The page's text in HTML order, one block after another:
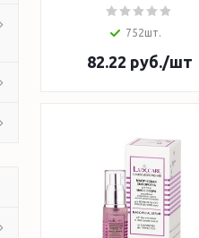
752шт.
82.22 руб./шт